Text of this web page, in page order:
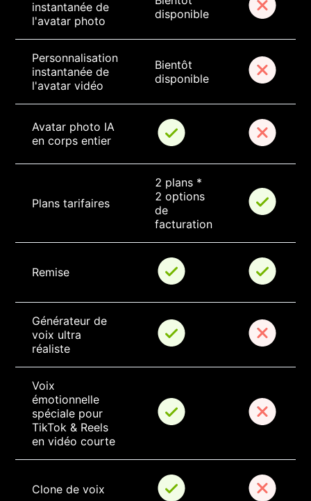
instantanée de
l'avatar photo
disponible
Personnalisation
instantanée de
l'avatar vidéo
Bientôt
disponible
Avatar photo IA
en corps entier
Plans tarifaires
2 plans *
2 options
de
facturation
Remise
Générateur de
voix ultra
réaliste
Voix
émotionnelle
spéciale pour
TikTok & Reels
en vidéo courte
Clone de voix